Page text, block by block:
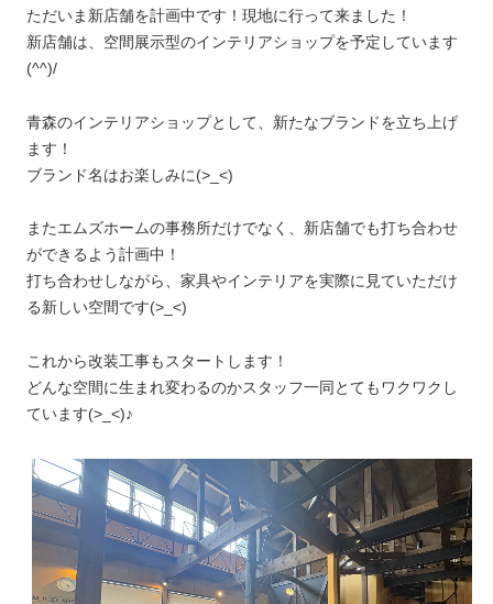
ただいま新店舗を計画中です！現地に行って来ました！
新店舗は、空間展示型のインテリアショップを予定しています
(^^)/
青森のインテリアショップとして、新たなブランドを立ち上げ
ます！
ブランド名はお楽しみに(>_<)
またエムズホームの事務所だけでなく、新店舗でも打ち合わせ
ができるよう計画中！
打ち合わせしながら、家具やインテリアを実際に見ていただけ
る新しい空間です(>_<)
これから改装工事もスタートします！
どんな空間に生まれ変わるのかスタッフ一同とてもワクワクし
ています(>_<)♪